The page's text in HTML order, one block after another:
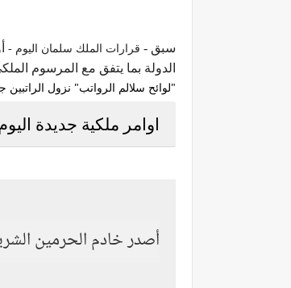
سبق - قرارات الملك سلمان اليوم -
الدولة بما يتفق مع المرسوم الملكي رقم م / 6 الصادر في 12 / 4
"لوائح سلالم الرواتب" نزول الراتبين جدول سلم الرواتب الجديد
اوامر ملكية جديدة
أصدر خادم الحرمين